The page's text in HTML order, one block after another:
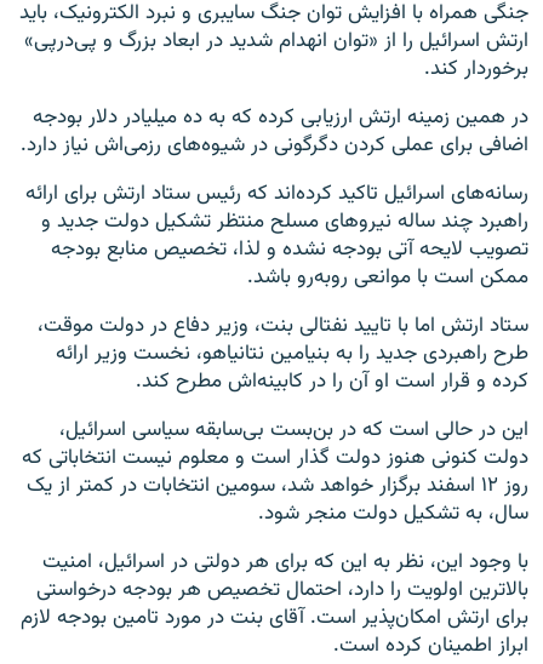
جنگی همراه با افزایش توان جنگ سایبری و نبرد الکترونیک،‌ باید
ارتش اسرائیل را از «توان انهدام شدید در ابعاد بزرگ و پی‌درپی»
برخوردار کند.
در همین زمینه ارتش ارزیابی کرده که به ده میلیادر دلار بودجه
اضافی برای عملی کردن دگرگونی در شیوه‌های رزمی‌اش نیاز دارد.
رسانه‌های اسرائیل تاکید کرده‌اند که رئیس ستاد ارتش برای ارائه
راهبرد چند ساله نیروهای مسلح منتظر تشکیل دولت جدید و
تصویب لایحه آتی بودجه نشده و لذا، تخصیص منابع بودجه
ممکن است با موانعی روبه‌رو باشد.
ستاد ارتش اما با تایید نفتالی بنت، وزیر دفاع در دولت موقت،
طرح راهبردی جدید را به بنیامین نتانیاهو، نخست وزیر ارائه
کرده و قرار است او آن را در کابینه‌اش مطرح کند.
این در حالی است که در بن‌بست بی‌سابقه سیاسی اسرائیل،
دولت کنونی هنوز دولت گذار است و معلوم نیست انتخاباتی که
روز ۱۲ اسفند برگزار خواهد شد، سومین انتخابات در کمتر از یک
سال، به تشکیل دولت منجر شود.
با وجود این، نظر به این ‌که برای هر دولتی در اسرائیل، امنیت
بالاترین اولویت را دارد، احتمال تخصیص هر بودجه درخواستی
برای ارتش امکان‌پذیر است. آقای بنت در مورد تامین بودجه لازم
ابراز اطمینان کرده است.